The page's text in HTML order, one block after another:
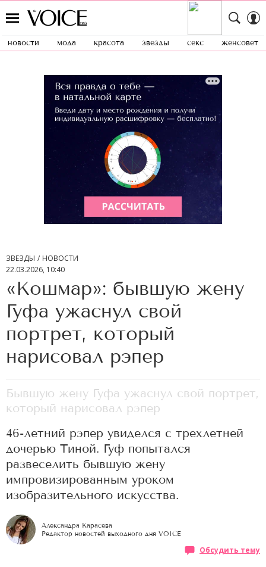
новости мода красота звезды секс женсовет
ЗВЕЗДЫ
НОВОСТИ
22.03.2026, 10:40
«Кошмар»: бывшую жену
Гуфа ужаснул свой
портрет, который
нарисовал рэпер
Бывшую жену Гуфа ужаснул свой портрет,
который нарисовал рэпер
46-летний рэпер увиделся с трехлетней
дочерью Тиной. Гуф попытался
развеселить бывшую жену
импровизированным уроком
изобразительного искусства.
Александра Карасева
Редактор новостей выходного дня VOICE
Обсудить тему